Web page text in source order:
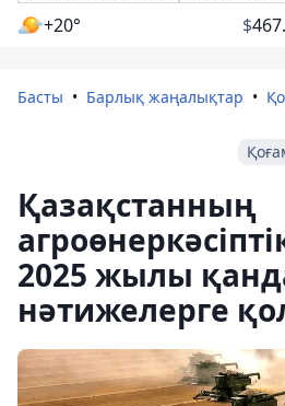
+20° $
Басты Барлық жаңалықтар
Қазақстанның
2025 жылы
нәтижелерге